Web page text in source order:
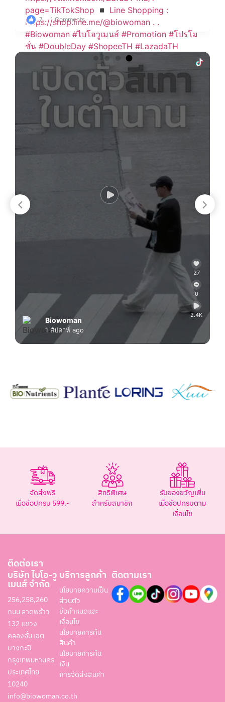
7 1 Comments
27
0
2.4K
Biowoman
1 สัปดาห์ ago
จัดส่งฟรี
เมื่อช้อปครบ 599.-
สิทธิพิเศษ
สำหรับสมาชิก
รับของขวัญเพิ่ม
เมื่อช้อปครบตาม
เงื่อนไข
ติดต่อเรา
บริษัท ไบโอ-วู
เมนส์ จำกัด
256,258,260
ถนน ลาดพร้าว
132 แขวง
คลองจั่น เขต
บางกะปิ
กรุงเทพมหานคร
ประเทศไทย
10240
info@biowoman.co.th
บริการลูกค้า
นโยบายความเป็น
ส่วนตัว
ข้อกำหนดและ
เงื่อนไข
นโยบายการคืน
สินค้า
นโยบายการคืน
เงิน
การจัดส่งสินค้า
ติดตามเรา